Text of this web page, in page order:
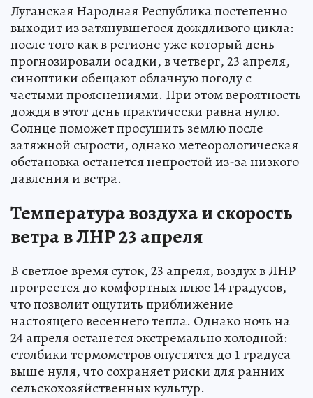
Луганская Народная Республика постепенно
выходит из затянувшегося дождливого цикла:
после того как в регионе уже который день
прогнозировали осадки, в четверг, 23 апреля,
синоптики обещают облачную погоду с
частыми прояснениями. При этом вероятность
дождя в этот день практически равна нулю.
Солнце поможет просушить землю после
затяжной сырости, однако метеорологическая
обстановка останется непростой из-за низкого
давления и ветра.
Температура воздуха и скорость
ветра в ЛНР 23 апреля
В светлое время суток, 23 апреля, воздух в ЛНР
прогреется до комфортных плюс 14 градусов,
что позволит ощутить приближение
настоящего весеннего тепла. Однако ночь на
24 апреля останется экстремально холодной:
столбики термометров опустятся до 1 градуса
выше нуля, что сохраняет риски для ранних
сельскохозяйственных культур.